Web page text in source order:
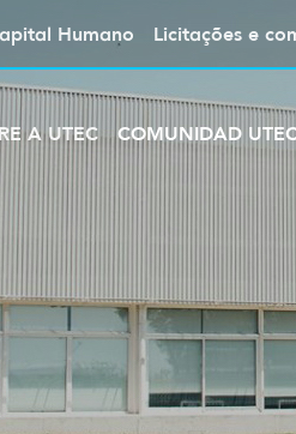
Humano Licitações e
A UTEC COMUNIDAD